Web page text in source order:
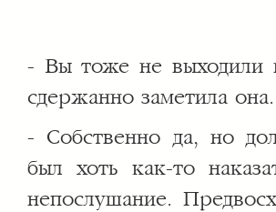
- Вы тоже не выходили
сдержанно заметила она.
- Собственно да, но
был хоть как-то
непослушание.